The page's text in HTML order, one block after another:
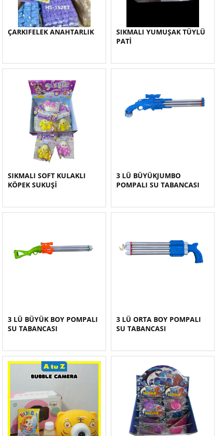
ÇARKIFELEK ANAHTARLIK
SIKMALI YUMUŞAK TÜYLÜ
PATİ
SIKMALI SOFT KULAKLI
KÖPEK SUKUŞİ
3 LÜ BÜYÜKJUMBO
POMPALI SU TABANCASI
3 LÜ BÜYÜK BOY POMPALI
SU TABANCASI
3 LÜ ORTA BOY POMPALI
SU TABANCASI